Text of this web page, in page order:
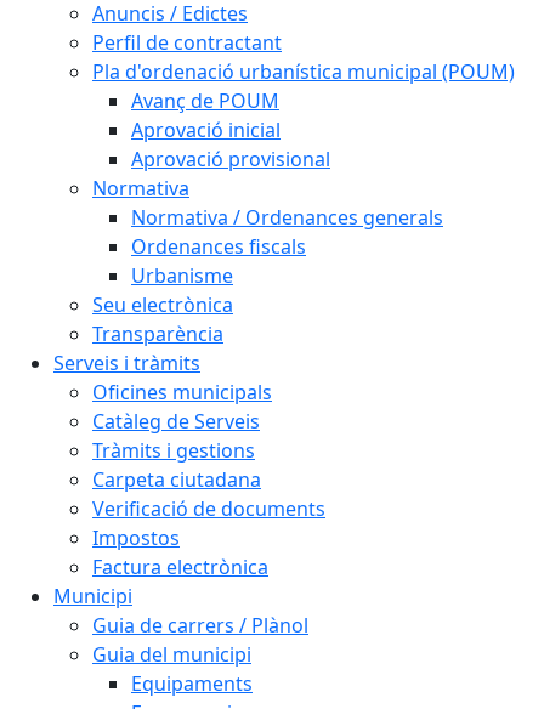
Anuncis / Edictes
Perfil de contractant
Pla d'ordenació urbanística municipal (POUM)
Avanç de POUM
Aprovació inicial
Aprovació provisional
Normativa
Normativa / Ordenances generals
Ordenances fiscals
Urbanisme
Seu electrònica
Transparència
Serveis i tràmits
Oficines municipals
Catàleg de Serveis
Tràmits i gestions
Carpeta ciutadana
Verificació de documents
Impostos
Factura electrònica
Municipi
Guia de carrers / Plànol
Guia del municipi
Equipaments